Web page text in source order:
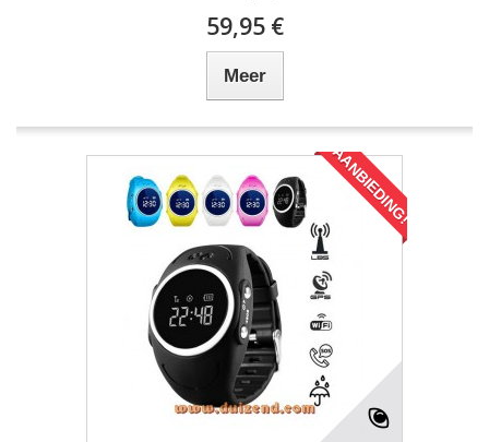
59,95 €
Meer
AANBIEDING!